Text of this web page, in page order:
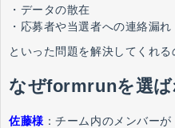
・データの散在
・応募者や当選者への連絡漏れ
といった問題を解決してくれ
なぜformrunを選ば
佐藤様 ：チーム内のメンバー